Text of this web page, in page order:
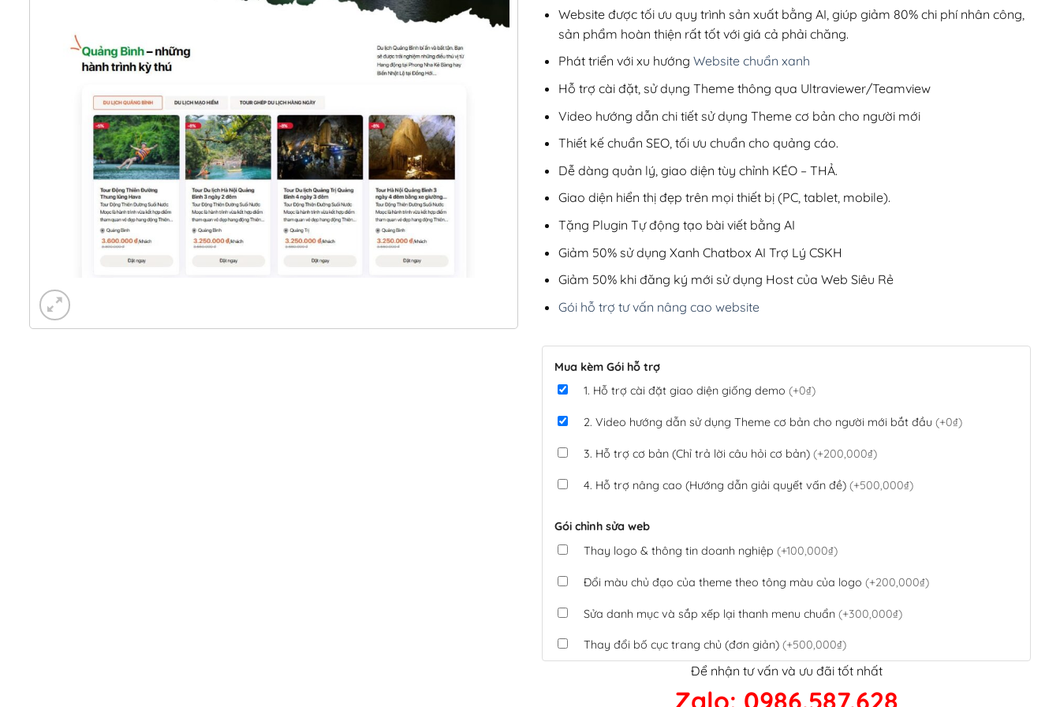
1,500,000₫.
Website được tối ưu quy trình sản xuất bằng AI, giúp giảm 80% chi phí nhân công,
sản phẩm hoàn thiện rất tốt với giá cả phải chăng.
Phát triển với xu hướng Website chuẩn xanh
Hỗ trợ cài đặt, sử dụng Theme thông qua Ultraviewer/Teamview
Video hướng dẫn chi tiết sử dụng Theme cơ bản cho người mới
Thiết kế chuẩn SEO, tối ưu chuẩn cho quảng cáo.
Dễ dàng quản lý, giao diện tùy chỉnh KÉO – THẢ.
Giao diện hiển thị đẹp trên mọi thiết bị (PC, tablet, mobile).
Tặng Plugin Tự động tạo bài viết bằng AI
Giảm 50% sử dụng Xanh Chatbox AI Trợ Lý CSKH
Giảm 50% khi đăng ký mới sử dụng Host của Web Siêu Rẻ
Gói hỗ trợ tư vấn nâng cao website
Mua kèm Gói hỗ trợ
1. Hỗ trợ cài đặt giao diện giống demo (+0₫)
2. Video hướng dẫn sử dụng Theme cơ bản cho người mới bắt đầu (+0₫)
3. Hỗ trợ cơ bản (Chỉ trả lời câu hỏi cơ bản) (+200,000₫)
4. Hỗ trợ nâng cao (Hướng dẫn giải quyết vấn đề) (+500,000₫)
Gói chỉnh sửa web
Thay logo & thông tin doanh nghiệp (+100,000₫)
Đổi màu chủ đạo của theme theo tông màu của logo (+200,000₫)
Sửa danh mục và sắp xếp lại thanh menu chuẩn (+300,000₫)
Thay đổi bố cục trang chủ (đơn giản) (+500,000₫)
Tích hợp thanh toán QR Code ngân hàng(+100,000₫)
Để nhận tư vấn và ưu đãi tốt nhất
Zalo: 0986.587.628